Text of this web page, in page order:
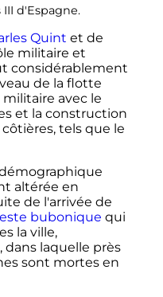
III d'Espagne.
Quint et de
militaire et
considérablement
de la flotte
avec le
et la construction
tels que le
altérée en
de l'arrivée de
bubonique qui
la ville,
, dans laquelle près
sont mortes en